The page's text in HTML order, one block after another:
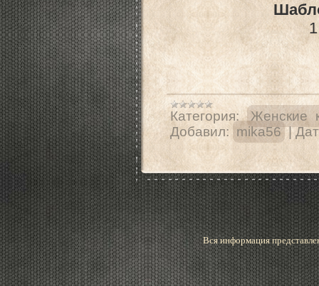
Категория:
Женские
Добавил: mika56 |
Вся информация